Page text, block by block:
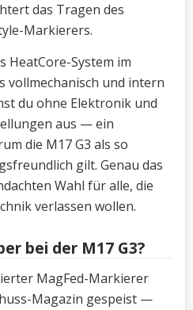
das Tragen des
Markierers.
HeatCore-System im
vollmechanisch und intern
du ohne Elektronik und
aus — ein
die M17 G3 als so
gilt. Genau das
Wahl für alle, die
verlassen wollen.
bei der M17 G3?
MagFed-Markierer
Magazin gespeist —